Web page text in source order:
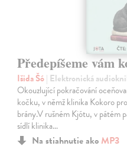
Předepíšeme vám
Išida Šó| Elektronická
Okouzlující pokračování
kočku, v němž klinika Kokoro
brány.V rušném Kjótu, v pátém
sídlí klinika…
Na stiahnutie ako MP3